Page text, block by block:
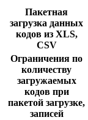
Пакетная
загрузка данных
кодов из XLS,
CSV
Ограничения по
количеству
загружаемых
кодов при
пакетой загрузке,
записей